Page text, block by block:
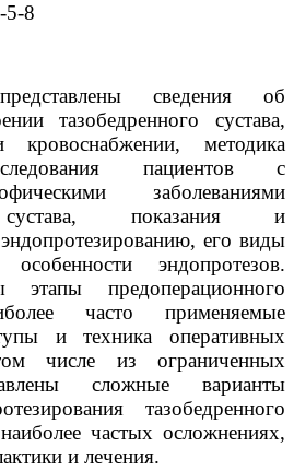
5-8
сведения об
тазобедренного сустава,
методика
пациентов с
заболеваниями
сустава, показания и
его виды
эндопротезов.
этапы предоперационного
часто применяемые
и техника оперативных
числе из ограниченных
сложные варианты
тазобедренного
частых осложнениях,
и лечения.